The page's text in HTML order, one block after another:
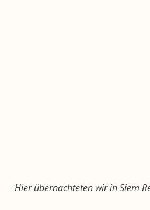
Hier übernachteten wir in Siem